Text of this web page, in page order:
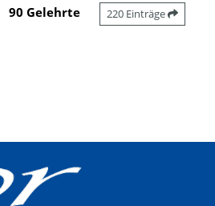
90 Gelehrte 220 Einträge